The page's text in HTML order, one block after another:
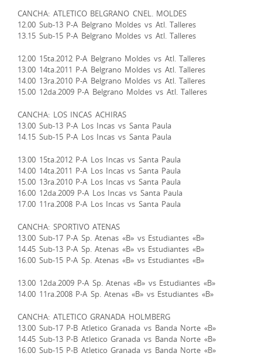
CANCHA: ATLETICO BELGRANO CNEL. MOLDES
12.00 Sub-13 P-A Belgrano Moldes vs Atl. Talleres
13.15 Sub-15 P-A Belgrano Moldes vs Atl. Talleres
12.00 15ta.2012 P-A Belgrano Moldes vs Atl. Talleres
13.00 14ta.2011 P-A Belgrano Moldes vs Atl. Talleres
14.00 13ra.2010 P-A Belgrano Moldes vs Atl. Talleres
15.00 12da.2009 P-A Belgrano Moldes vs Atl. Talleres
CANCHA: LOS INCAS ACHIRAS
13.00 Sub-13 P-A Los Incas vs Santa Paula
14.15 Sub-15 P-A Los Incas vs Santa Paula
13.00 15ta.2012 P-A Los Incas vs Santa Paula
14.00 14ta.2011 P-A Los Incas vs Santa Paula
15.00 13ra.2010 P-A Los Incas vs Santa Paula
16.00 12da.2009 P-A Los Incas vs Santa Paula
17.00 11ra.2008 P-A Los Incas vs Santa Paula
CANCHA: SPORTIVO ATENAS
13.00 Sub-17 P-A Sp. Atenas «B» vs Estudiantes «B»
14.45 Sub-13 P-A Sp. Atenas «B» vs Estudiantes «B»
16.00 Sub-15 P-A Sp. Atenas «B» vs Estudiantes «B»
13.00 12da.2009 P-A Sp. Atenas «B» vs Estudiantes «B»
14.00 11ra.2008 P-A Sp. Atenas «B» vs Estudiantes «B»
CANCHA: ATLETICO GRANADA HOLMBERG
13.00 Sub-17 P-B Atletico Granada vs Banda Norte «B»
14.45 Sub-13 P-B Atletico Granada vs Banda Norte «B»
16.00 Sub-15 P-B Atletico Granada vs Banda Norte «B»